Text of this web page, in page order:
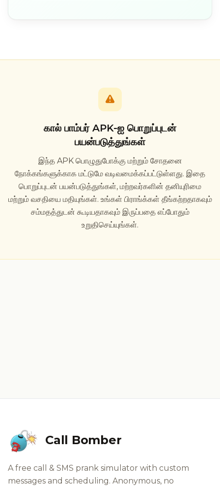
கால் பாம்பர் APK-ஐ பொறுப்புடன்
பயன்படுத்துங்கள்
இந்த APK பொழுதுபோக்கு மற்றும் சோதனை
நோக்கங்களுக்காக மட்டுமே வடிவமைக்கப்பட்டுள்ளது. இதை
பொறுப்புடன் பயன்படுத்துங்கள், மற்றவர்களின் தனியுரிமை
மற்றும் வசதியை மதியுங்கள். உங்கள் பிராங்க்கள் தீங்கற்றதாகவும்
சம்மதத்துடன் கூடியதாகவும் இருப்பதை எப்போதும்
உறுதிசெய்யுங்கள்.
Call Bomber
A free call & SMS prank simulator with custom
messages and scheduling. Anonymous, no